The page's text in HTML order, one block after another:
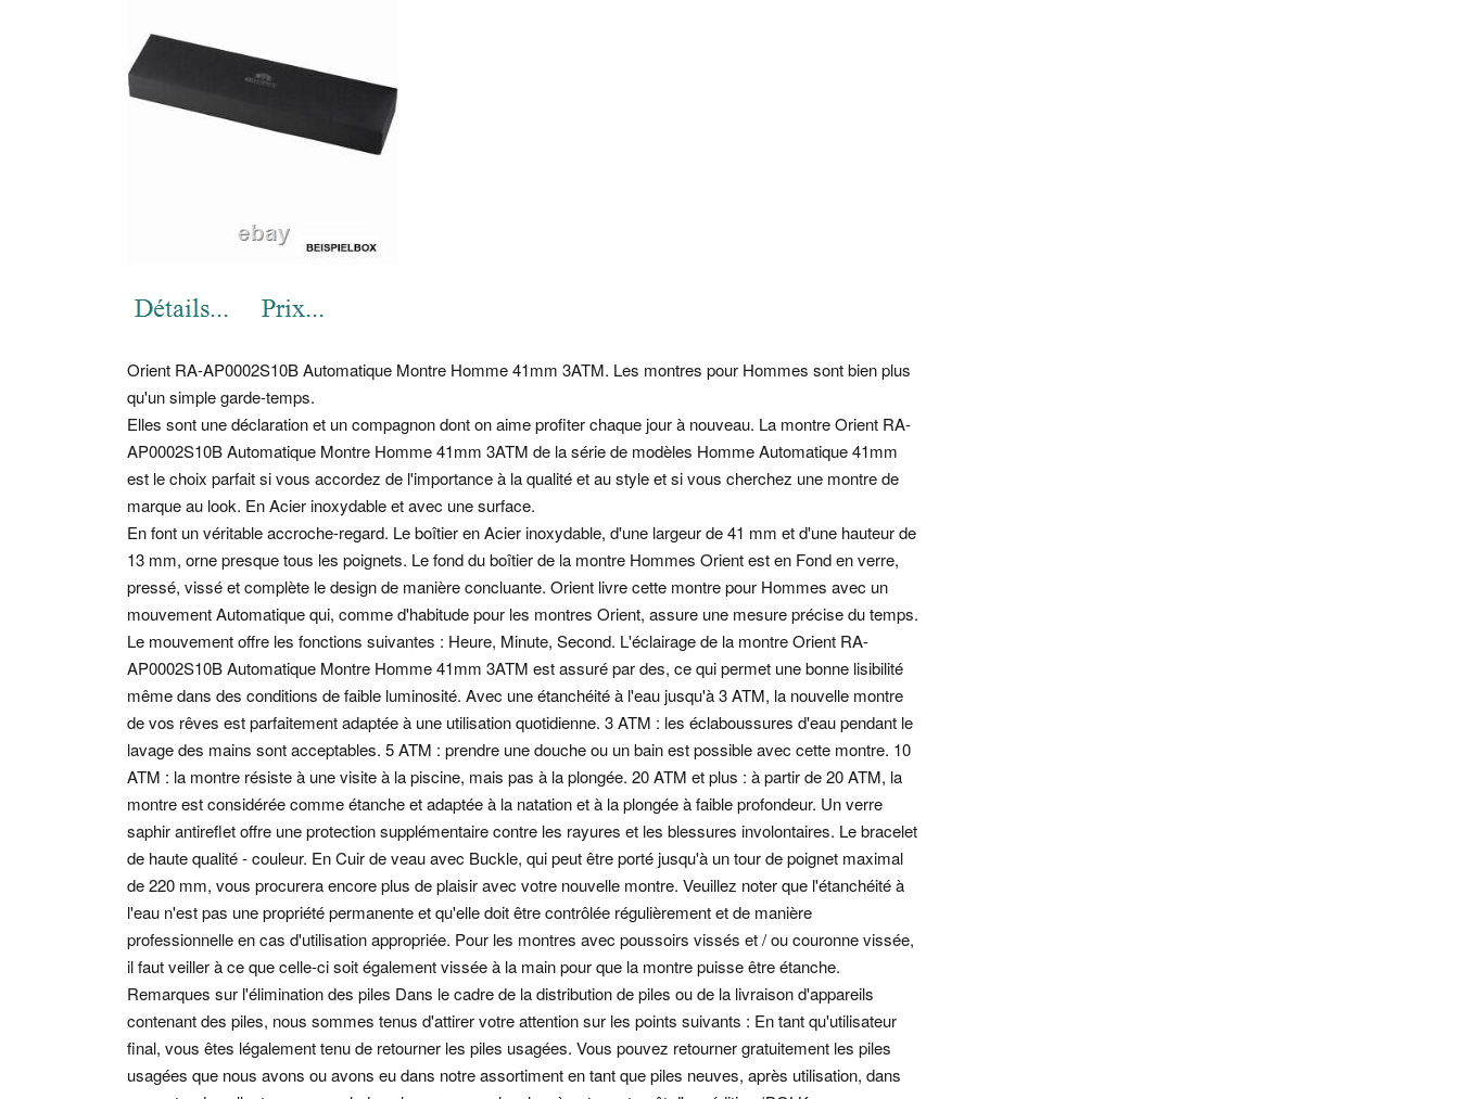
Orient RA-AP0002S10B Automatique Montre Homme 41mm 3ATM. Les montres pour Hommes sont bien plus
qu'un simple garde-temps.
Elles sont une déclaration et un compagnon dont on aime profiter chaque jour à nouveau. La montre Orient RA-
AP0002S10B Automatique Montre Homme 41mm 3ATM de la série de modèles Homme Automatique 41mm
est le choix parfait si vous accordez de l'importance à la qualité et au style et si vous cherchez une montre de
marque au look. En Acier inoxydable et avec une surface.
En font un véritable accroche-regard. Le boîtier en Acier inoxydable, d'une largeur de 41 mm et d'une hauteur de
13 mm, orne presque tous les poignets. Le fond du boîtier de la montre Hommes Orient est en Fond en verre,
pressé, vissé et complète le design de manière concluante. Orient livre cette montre pour Hommes avec un
mouvement Automatique qui, comme d'habitude pour les montres Orient, assure une mesure précise du temps.
Le mouvement offre les fonctions suivantes : Heure, Minute, Second. L'éclairage de la montre Orient RA-
AP0002S10B Automatique Montre Homme 41mm 3ATM est assuré par des, ce qui permet une bonne lisibilité
même dans des conditions de faible luminosité. Avec une étanchéité à l'eau jusqu'à 3 ATM, la nouvelle montre
de vos rêves est parfaitement adaptée à une utilisation quotidienne. 3 ATM : les éclaboussures d'eau pendant le
lavage des mains sont acceptables. 5 ATM : prendre une douche ou un bain est possible avec cette montre. 10
ATM : la montre résiste à une visite à la piscine, mais pas à la plongée. 20 ATM et plus : à partir de 20 ATM, la
montre est considérée comme étanche et adaptée à la natation et à la plongée à faible profondeur. Un verre
saphir antireflet offre une protection supplémentaire contre les rayures et les blessures involontaires. Le bracelet
de haute qualité - couleur. En Cuir de veau avec Buckle, qui peut être porté jusqu'à un tour de poignet maximal
de 220 mm, vous procurera encore plus de plaisir avec votre nouvelle montre. Veuillez noter que l'étanchéité à
l'eau n'est pas une propriété permanente et qu'elle doit être contrôlée régulièrement et de manière
professionnelle en cas d'utilisation appropriée. Pour les montres avec poussoirs vissés et / ou couronne vissée,
il faut veiller à ce que celle-ci soit également vissée à la main pour que la montre puisse être étanche.
Remarques sur l'élimination des piles Dans le cadre de la distribution de piles ou de la livraison d'appareils
contenant des piles, nous sommes tenus d'attirer votre attention sur les points suivants : En tant qu'utilisateur
final, vous êtes légalement tenu de retourner les piles usagées. Vous pouvez retourner gratuitement les piles
usagées que nous avons ou avons eu dans notre assortiment en tant que piles neuves, après utilisation, dans